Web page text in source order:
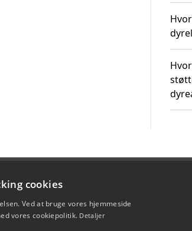
cookies
Ved at bruge vores hjemmeside
vores cookiepolitik. Detaljer